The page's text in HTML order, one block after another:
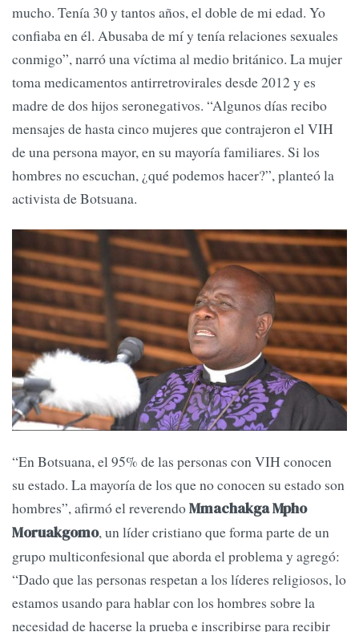
mucho. Tenía 30 y tantos años, el doble de mi edad. Yo
confiaba en él. Abusaba de mí y tenía relaciones sexuales
conmigo”, narró una víctima al medio británico. La mujer
toma medicamentos antirretrovirales desde 2012 y es
madre de dos hijos seronegativos. “Algunos días recibo
mensajes de hasta cinco mujeres que contrajeron el VIH
de una persona mayor, en su mayoría familiares. Si los
hombres no escuchan, ¿qué podemos hacer?”, planteó la
activista de Botsuana.
“En Botsuana, el 95% de las personas con VIH conocen
su estado. La mayoría de los que no conocen su estado son
hombres”, afirmó el reverendoMmachakga Mpho
Moruakgomo, un líder cristiano que forma parte de un
grupo multiconfesional que aborda el problema y agregó:
“Dado que las personas respetan a los líderes religiosos, lo
estamos usando para hablar con los hombres sobre la
necesidad de hacerse la prueba e inscribirse para recibir